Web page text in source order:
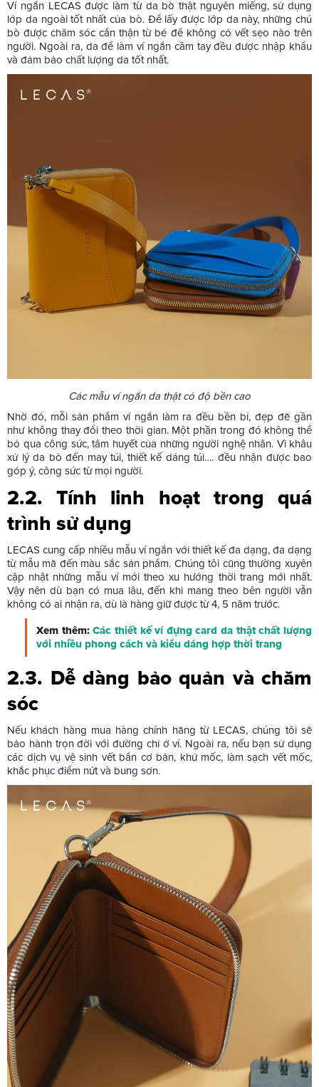
Ví ngắn LECAS được làm từ da bò thật nguyên miếng, sử dụng
lớp da ngoài tốt nhất của bò. Để lấy được lớp da này, những chú
bò được chăm sóc cẩn thận từ bé để không có vết sẹo nào trên
người. Ngoài ra, da để làm ví ngắn cầm tay đều được nhập khẩu
và đảm bảo chất lượng da tốt nhất.
Các mẫu ví ngắn da thật có độ bền cao
Nhờ đó, mỗi sản phẩm ví ngắn làm ra đều bền bỉ, đẹp đẽ gần
như không thay đổi theo thời gian. Một phần trong đó không thể
bỏ qua công sức, tâm huyết của những người nghệ nhân. Vì khâu
xử lý da bò đến may túi, thiết kế dáng túi…. đều nhận được bao
góp ý, công sức từ mọi người.
2.2. Tính linh hoạt trong quá
trình sử dụng
LECAS cung cấp nhiều mẫu ví ngắn với thiết kế đa dạng, đa dạng
từ mẫu mã đến màu sắc sản phẩm. Chúng tôi cũng thường xuyên
cập nhật những mẫu ví mới theo xu hướng thời trang mới nhất.
Vậy nên dù bạn có mua lâu, đến khi mang theo bên người vẫn
không có ai nhận ra, dù là hàng giữ được từ 4, 5 năm trước.
Xem thêm:Các thiết kế ví đựng card da thật chất lượng
với nhiều phong cách và kiểu dáng hợp thời trang
2.3. Dễ dàng bảo quản và chăm
sóc
Nếu khách hàng mua hàng chính hãng từ LECAS, chúng tôi sẽ
bảo hành trọn đời với đường chỉ ở ví. Ngoài ra, nếu bạn sử dụng
các dịch vụ vệ sinh vết bẩn cơ bản, khử mốc, làm sạch vết mốc,
khắc phục điểm nứt và bung sơn.